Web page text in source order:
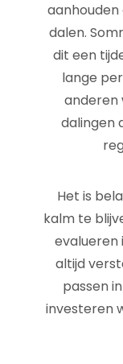
dalen.
dit een
lange
anderen
dalingen
Het is
kalm te
evalueren
altijd
passen
investeren